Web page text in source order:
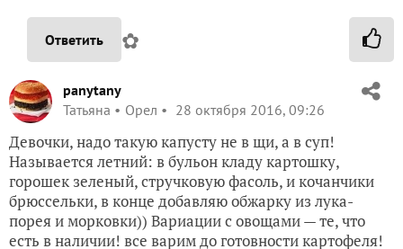
Ответить ✿
panytany
Татьяна
Орел 28 октября 2016, 09:26
Девочки, надо такую капусту не в щи, а в суп!
Называется летний: в бульон кладу картошку,
горошек зеленый, стручковую фасоль, и кочанчики
брюссельки, в конце добавляю обжарку из лука-
порея и морковки)) Вариации с овощами — те, что
есть в наличии! все варим до готовности картофеля!